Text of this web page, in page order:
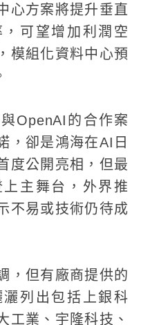
心方案將提升垂直
可望增加利潤空
模組化資料中心預
OpenAI的合作案
，卻是鴻海在AI日
度公開亮相，但最
主舞台，外界推
不易或技術仍待成
，但有廠商提供的
列出包括上銀科
工業、宇隆科技、